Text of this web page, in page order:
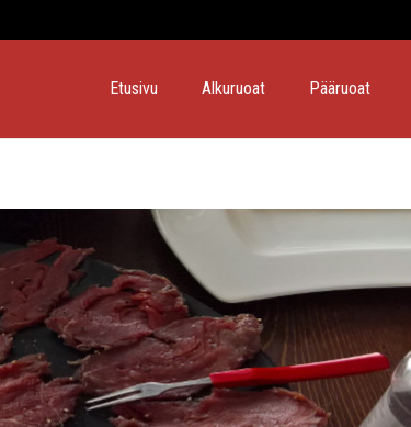
Etusivu Alkuruoat Pääruoat